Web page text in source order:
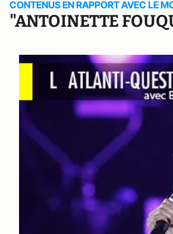
CONTENUS EN RAPPORT AVEC LE
"ANTOINETTE